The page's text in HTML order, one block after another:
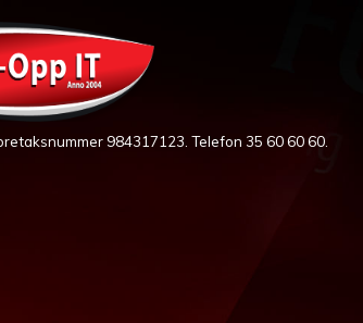
984317123. Telefon 35 60 60 60.